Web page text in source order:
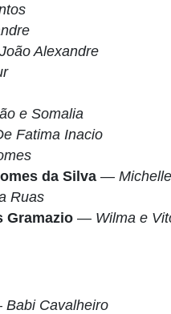
João Alexandre
e Somalia
Fatima Inacio
da Silva —
Ruas
Gramazio — Wilma e
Babi Cavalheiro